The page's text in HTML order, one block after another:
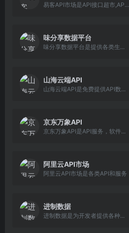
易客API市场是API接口超市,AP...
味分享数据平台
味分享数据平台是提供各类生...
山海云端API
山海云端API是免费提供API数...
京东万象API
京东万象API是API服务，软件...
阿里云API市场
阿里云API市场是各类API和服务
进制数据
进制数据是为开发者提供各种...